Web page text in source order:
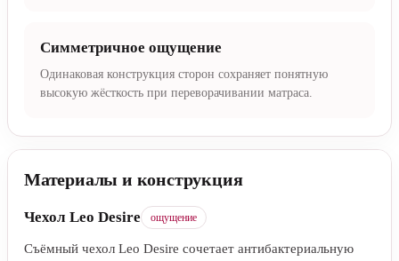
Симметричное ощущение
Одинаковая конструкция сторон сохраняет понятную
высокую жёсткость при переворачивании матраса.
Материалы и конструкция
Чехол Leo Desire ощущение
Съёмный чехол Leo Desire сочетает антибактериальную